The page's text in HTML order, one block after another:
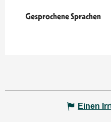
Gesprochene Sprachen
Gesprochene Sprachen
Einen